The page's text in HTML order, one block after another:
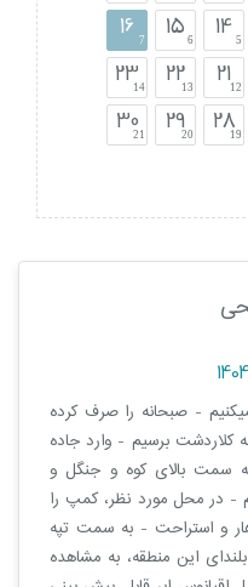
14 5
2112
2819
15 6
2213
2920
16 7
2314
3021
- صبحانه را صرف کرده
کلاردشت برسیم - وارد جاده
سمت بالای کوه و جنگل و
- در محل مورد نظر، کمپ را
و استراحت - به سمت تپه
این منطقه، به مشاهده